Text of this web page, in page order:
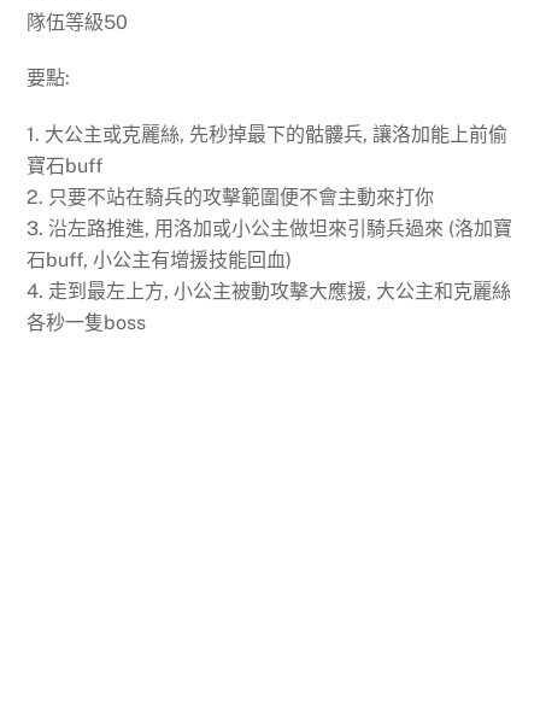
隊伍等級50
要點:
1. 大公主或克麗絲, 先秒掉最下的骷髏兵, 讓洛加能上前偷
寶石buff
2. 只要不站在騎兵的攻擊範圍便不會主動來打你
3. 沿左路推進, 用洛加或小公主做坦來引騎兵過來 (洛加寶
石buff, 小公主有增援技能回血)
4. 走到最左上方, 小公主被動攻擊大應援, 大公主和克麗絲
各秒一隻boss